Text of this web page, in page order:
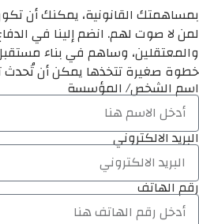
بمساهمتك القانونية، يمكنك أن
لمن لا صوت لهم. انضم إلينا في
والمعتقلين، وساهم في بناء
خطوة صغيرة تتخذها يمكن أن تُحدث
اسم الشخص/ المؤسسة
البريد الالكتروني
رقم الهاتف